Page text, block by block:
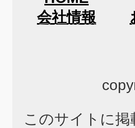
会社情報
このサイトに